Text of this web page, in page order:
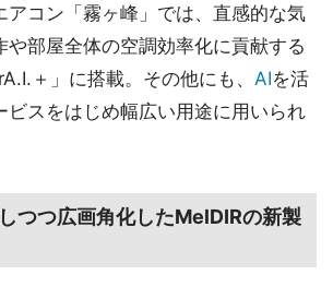
アコン「霧ヶ峰」では、直感的な気
や部屋全体の空調効率化に貢献する
＋」に搭載。その他にも、 AIを活
ビスをはじめ幅広い用途に用いられ
つつ広画角化したMelDIRの新製